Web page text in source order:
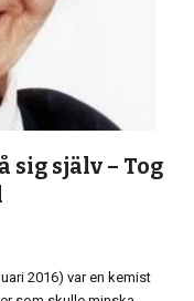
sig själv – Tog
2016) var en kemist